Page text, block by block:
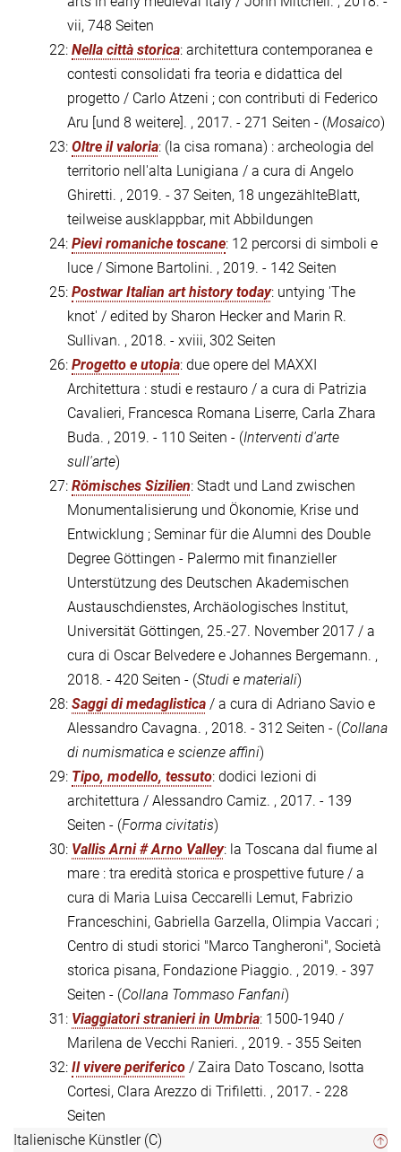
vii, 748 Seiten
22: Nella città storica: architettura contemporanea e
contesti consolidati fra teoria e didattica del
progetto / Carlo Atzeni ; con contributi di Federico
Aru [und 8 weitere]. , 2017. - 271 Seiten - (Mosaico)
23: Oltre il valoria: (la cisa romana) : archeologia del
territorio nell'alta Lunigiana / a cura di Angelo
Ghiretti. , 2019. - 37 Seiten, 18 ungezählteBlatt,
teilweise ausklappbar, mit Abbildungen
24: Pievi romaniche toscane: 12 percorsi di simboli e
luce / Simone Bartolini. , 2019. - 142 Seiten
25: Postwar Italian art history today: untying 'The
knot' / edited by Sharon Hecker and Marin R.
Sullivan. , 2018. - xviii, 302 Seiten
26: Progetto e utopia: due opere del MAXXI
Architettura : studi e restauro / a cura di Patrizia
Cavalieri, Francesca Romana Liserre, Carla Zhara
Buda. , 2019. - 110 Seiten - (Interventi d'arte
sull'arte)
27: Römisches Sizilien: Stadt und Land zwischen
Monumentalisierung und Ökonomie, Krise und
Entwicklung ; Seminar für die Alumni des Double
Degree Göttingen - Palermo mit finanzieller
Unterstützung des Deutschen Akademischen
Austauschdienstes, Archäologisches Institut,
Universität Göttingen, 25.-27. November 2017 / a
cura di Oscar Belvedere e Johannes Bergemann. ,
2018. - 420 Seiten - (Studi e materiali)
28: Saggi di medaglistica / a cura di Adriano Savio e
Alessandro Cavagna. , 2018. - 312 Seiten - (Collana
di numismatica e scienze affini)
29: Tipo, modello, tessuto: dodici lezioni di
architettura / Alessandro Camiz. , 2017. - 139
Seiten - (Forma civitatis)
30: Vallis Arni # Arno Valley: la Toscana dal fiume al
mare : tra eredità storica e prospettive future / a
cura di Maria Luisa Ceccarelli Lemut, Fabrizio
Franceschini, Gabriella Garzella, Olimpia Vaccari ;
Centro di studi storici "Marco Tangheroni", Società
storica pisana, Fondazione Piaggio. , 2019. - 397
Seiten - (Collana Tommaso Fanfani)
31: Viaggiatori stranieri in Umbria: 1500-1940 /
Marilena de Vecchi Ranieri. , 2019. - 355 Seiten
32: Il vivere periferico / Zaira Dato Toscano, Isotta
Cortesi, Clara Arezzo di Trifiletti. , 2017. - 228
Seiten
Italienische Künstler (C)